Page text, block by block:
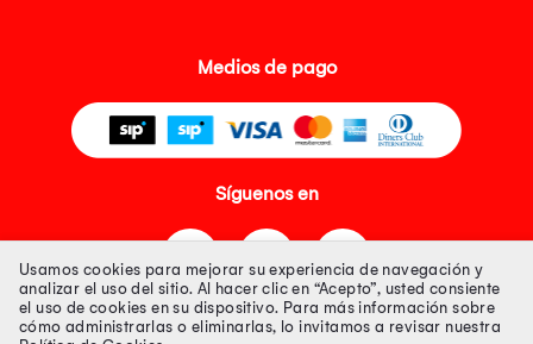
Medios de pago
Síguenos en
Usamos cookies para mejorar su experiencia de navegación y
analizar el uso del sitio. Al hacer clic en “Acepto”, usted consiente
el uso de cookies en su dispositivo. Para más información sobre
cómo administrarlas o eliminarlas, lo invitamos a revisar nuestra